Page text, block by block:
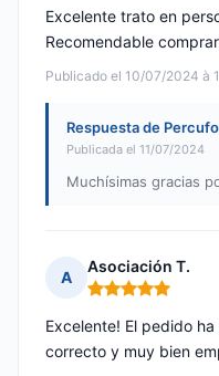
Publicado el 10/07/2024 à
Excelente trato en
Recomendable
Respuesta de
Publicada el 11/07/2024
Muchísimas gracias
A
Asociación T.
Nota: 5 de 5
Excelente! El pedido
correcto y muy bien